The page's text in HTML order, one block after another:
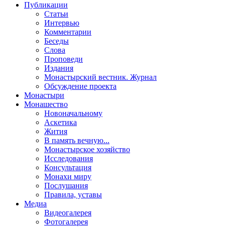
Публикации
Статьи
Интервью
Комментарии
Беседы
Слова
Проповеди
Издания
Монастырский вестник. Журнал
Обсуждение проекта
Монастыри
Монашество
Новоначальному
Аскетика
Жития
В память вечную...
Монастырское хозяйство
Исследования
Консультация
Монахи миру
Послушания
Правила, уставы
Медиа
Видеогалерея
Фотогалерея